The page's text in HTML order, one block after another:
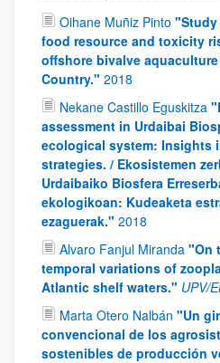
Oihane Muñiz Pinto
food resource and toxicity
offshore bivalve
Country." 2018
Nekane Castillo Eguskitza
assessment in Urdaibai
ecological system: Insights
strategies. / Ekosistemen
Urdaibaiko Biosfera
ekologikoan: Kudeaketa
ezaguerak." 2018
Alvaro Fanjul Miranda "On
temporal variations of
Atlantic shelf waters." UPV/
Marta Otero Nalbán "Un
convencional de los
sostenibles de producción